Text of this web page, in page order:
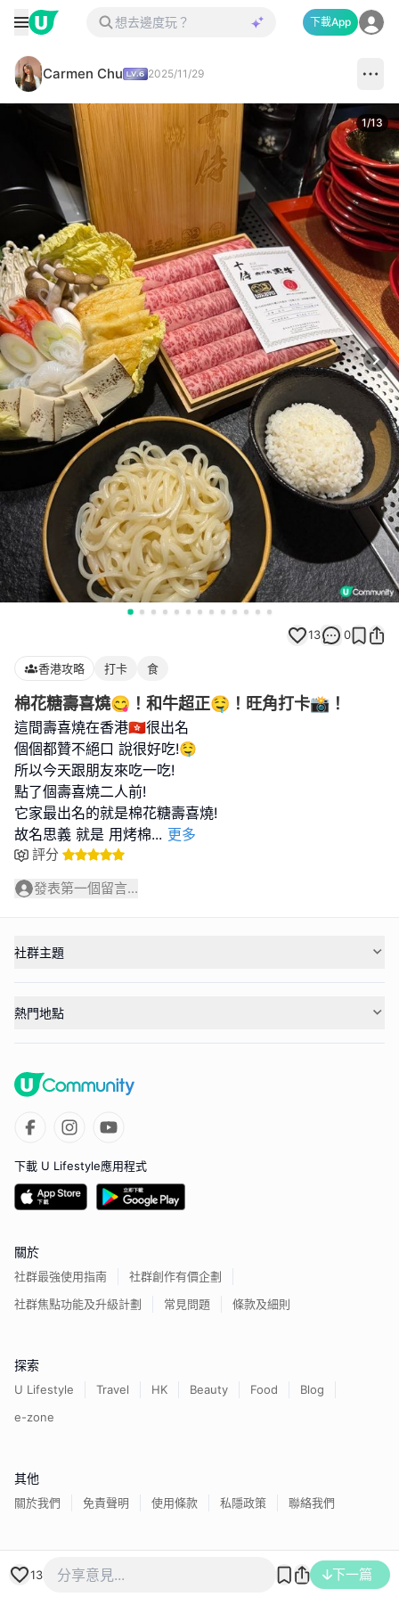
下載App
Carmen Chu 2025/11/29
1/13
13 0
香港攻略 打卡 食
棉花糖壽喜燒😋！和牛超正🤤！旺角打卡📸！
這間壽喜燒在香港🇭🇰很出名
個個都贊不絕口 說很好吃!🤤
所以今天跟朋友來吃一吃!
點了個壽喜燒二人前!
它家最出名的就是棉花糖壽喜燒!
故名思義 就是 用烤棉... 更多
評分
發表第一個留言...
13 下一篇
社群主題
熱門地點
下載 U Lifestyle應用程式
關於
社群最強使用指南
社群創作有價企劃
社群焦點功能及升級計劃
常見問題 條款及細則
探索
U Lifestyle Travel HK Beauty Food
Blog
e-zone
其他
關於我們 免責聲明 使用條款 私隱政策 聯絡我們
香港經濟日報版權所有©